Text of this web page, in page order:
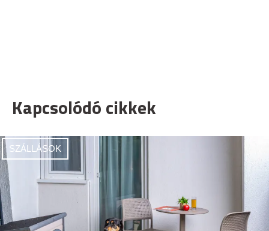
Kapcsolódó cikkek
SZÁLLÁSOK